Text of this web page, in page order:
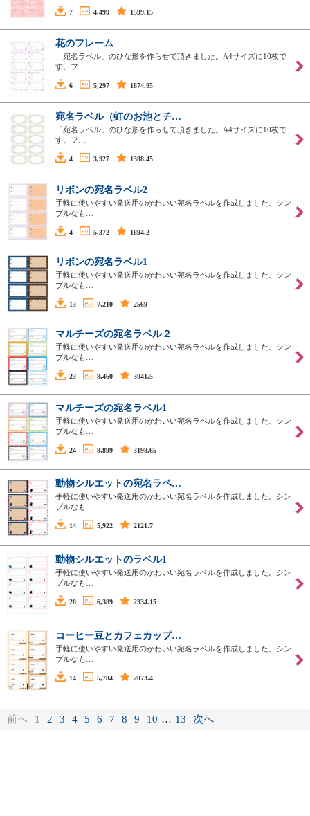
7 4,499 1599.15
花のフレーム
「宛名ラベル」のひな形を作らせて頂きました。A4サイズに10枚で
す。フ…
6 5,297 1874.95
宛名ラベル（虹のお池とチ…
「宛名ラベル」のひな形を作らせて頂きました。A4サイズに10枚で
す。フ…
4 3,927 1388.45
リボンの宛名ラベル2
手軽に使いやすい発送用のかわいい宛名ラベルを作成しました。シン
プルなも…
4 5,372 1894.2
リボンの宛名ラベル1
手軽に使いやすい発送用のかわいい宛名ラベルを作成しました。シン
プルなも…
13 7,210 2569
マルチーズの宛名ラベル２
手軽に使いやすい発送用のかわいい宛名ラベルを作成しました。シン
プルなも…
23 8,460 3041.5
マルチーズの宛名ラベル1
手軽に使いやすい発送用のかわいい宛名ラベルを作成しました。シン
プルなも…
24 8,899 3198.65
動物シルエットの宛名ラベ…
手軽に使いやすい発送用のかわいい宛名ラベルを作成しました。シン
プルなも…
14 5,922 2121.7
動物シルエットのラベル1
手軽に使いやすい発送用のかわいい宛名ラベルを作成しました。シン
プルなも…
28 6,389 2334.15
コーヒー豆とカフェカップ…
手軽に使いやすい発送用のかわいい宛名ラベルを作成しました。シン
プルなも…
14 5,784 2073.4
前へ 1 2 3 4 5 6 7 8 9 10 … 13 次へ